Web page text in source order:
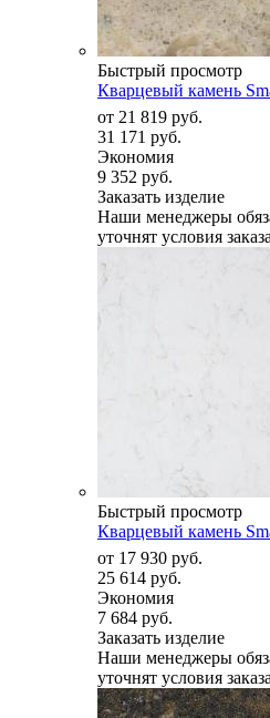
Быстрый просмотр
Кварцевый камень
от 21 819 руб.
31 171 руб.
Экономия
9 352 руб.
Заказать изделие
Наши менеджеры
уточнят условия заказа
Быстрый просмотр
Кварцевый камень
от 17 930 руб.
25 614 руб.
Экономия
7 684 руб.
Заказать изделие
Наши менеджеры
уточнят условия заказа